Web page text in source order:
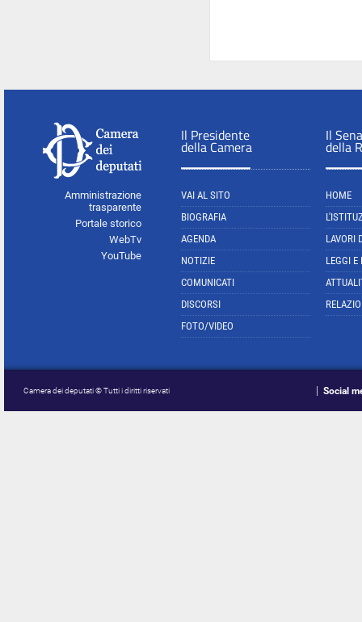
Amministrazione
trasparente
Portale storico
WebTv
YouTube
Il Presidente
della Camera
VAI AL SITO
BIOGRAFIA
AGENDA
NOTIZIE
COMUNICATI
DISCORSI
FOTO/VIDEO
Il
della
HOME
LAVORI
LEGGI E
Camera dei deputati © Tutti i diritti riservati Social